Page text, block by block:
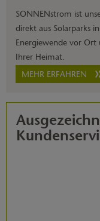
SONNENstrom ist
direkt aus Solarparks
Energiewende vor Ort
Ihrer Heimat.
MEHR ERFAHREN